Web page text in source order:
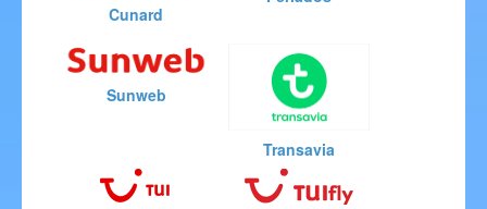
Cunard
Sunweb
Transavia